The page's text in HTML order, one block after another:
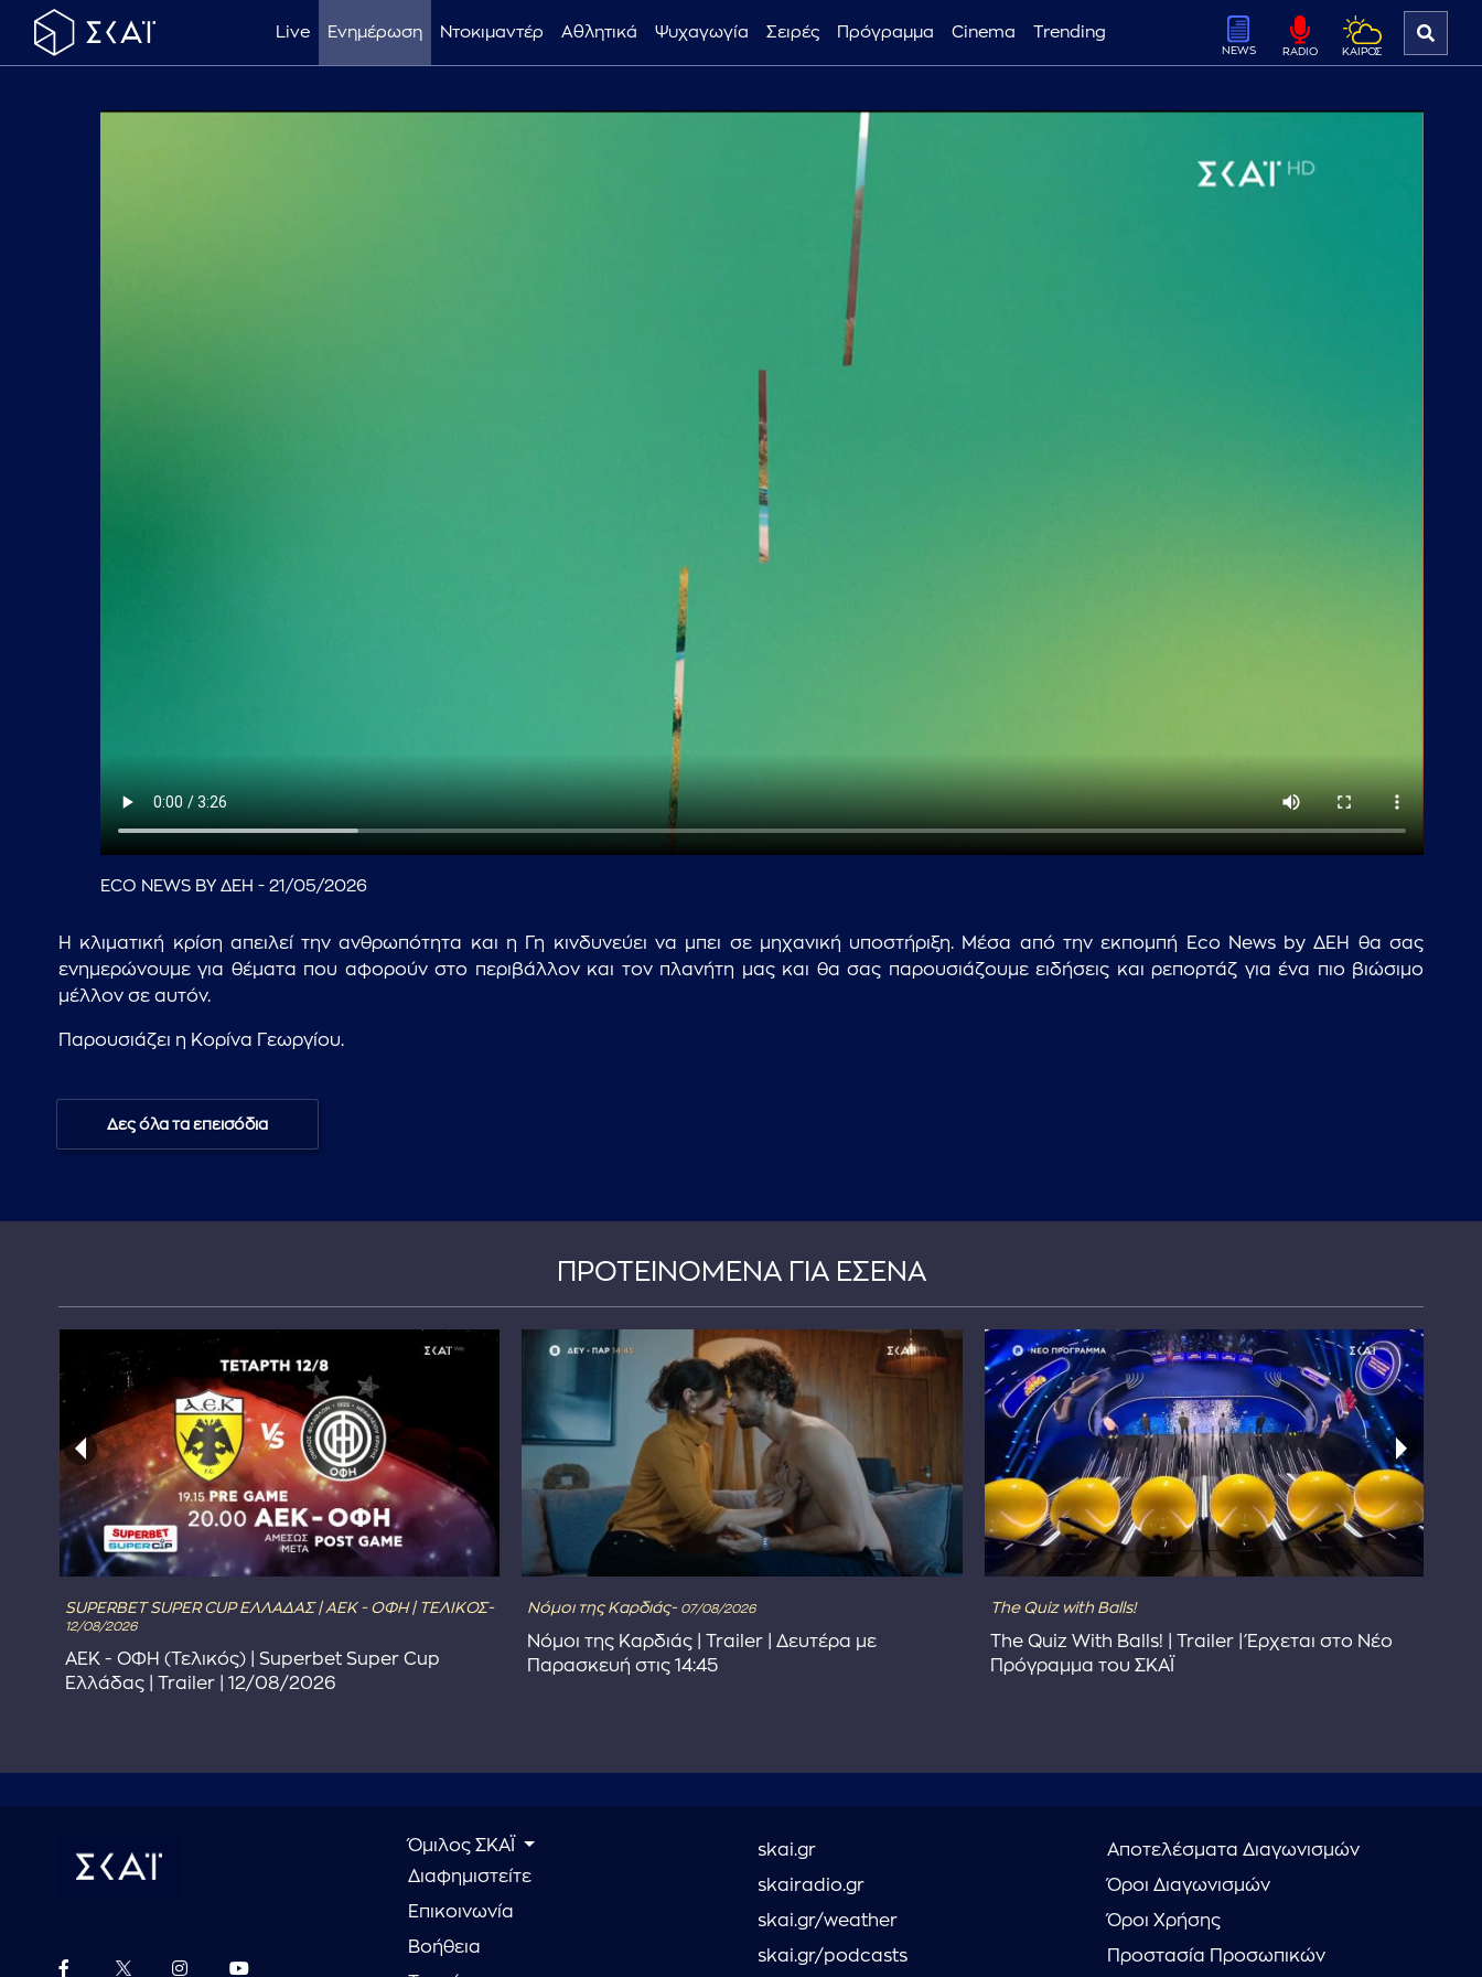
Live Ενημέρωση Ντοκιμαντέρ Αθλητικά Ψυχαγωγία Σειρές Πρόγραμμα Cinema Trending
NEWS RADIO ΚΑΙΡΟΣ
...πληκτρολογήστε κείμενο προς αναζήτηση
ECO NEWS BY ΔΕΗ - 21/05/2026
Η κλιματική κρίση απειλεί την ανθρωπότητα και η Γη κινδυνεύει να μπει σε μηχανική υποστήριξη. Μέσα από την εκπομπή Eco News by ΔΕΗ θα σας
ενημερώνουμε για θέματα που αφορούν στο περιβάλλον και τον πλανήτη μας και θα σας παρουσιάζουμε ειδήσεις και ρεπορτάζ για ένα πιο βιώσιμο
μέλλον σε αυτόν.
Παρουσιάζει η Κορίνα Γεωργίου.
Δες όλα τα επεισόδια
ΠΡΟΤΕΙΝΟΜΕΝΑ ΓΙΑ ΕΣΕΝΑ
SUPERBET SUPER CUP ΕΛΛΑΔΑΣ | ΑΕΚ - ΟΦΗ | ΤΕΛΙΚΟΣ-
12/08/2026
ΑΕΚ - ΟΦΗ (Τελικός) | Superbet Super Cup
Ελλάδας | Trailer | 12/08/2026
Νόμοι της Καρδιάς- 07/08/2026
Νόμοι της Καρδιάς | Trailer | Δευτέρα με
Παρασκευή στις 14:45
The Quiz with Balls!
The Quiz With Balls! | Trailer | Έρχεται στο Νέο
Πρόγραμμα του ΣΚΑΪ
Όμιλος ΣΚΑΪ
Διαφημιστείτε
Επικοινωνία
Βοήθεια
skai.gr
skairadio.gr
skai.gr/weather
skai.gr/podcasts
Αποτελέσματα Διαγωνισμών
Όροι Διαγωνισμών
Όροι Χρήσης
Προστασία Προσωπικών